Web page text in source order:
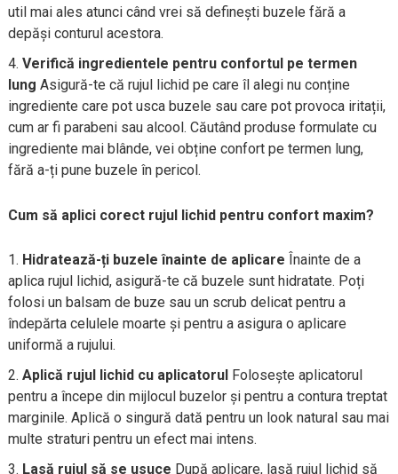
util mai ales atunci când vrei să definești buzele fără a
depăși conturul acestora.
Verifică ingredientele pentru confortul pe termen
lung Asigură-te că rujul lichid pe care îl alegi nu conține
ingrediente care pot usca buzele sau care pot provoca iritații,
cum ar fi parabeni sau alcool. Căutând produse formulate cu
ingrediente mai blânde, vei obține confort pe termen lung,
fără a-ți pune buzele în pericol.
Cum să aplici corect rujul lichid pentru confort maxim?
Hidratează-ți buzele înainte de aplicare Înainte de a
aplica rujul lichid, asigură-te că buzele sunt hidratate. Poți
folosi un balsam de buze sau un scrub delicat pentru a
îndepărta celulele moarte și pentru a asigura o aplicare
uniformă a rujului.
Aplică rujul lichid cu aplicatorulFolosește aplicatorul
pentru a începe din mijlocul buzelor și pentru a contura treptat
marginile. Aplică o singură dată pentru un look natural sau mai
multe straturi pentru un efect mai intens.
Lasă rujul să se usuce După aplicare, lasă rujul lichid să